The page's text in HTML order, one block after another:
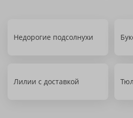
Недорогие подсолнухи
Лилии с доставкой